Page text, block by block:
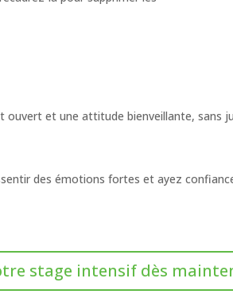
ouvert et une attitude bienveillante, sans
des émotions fortes et ayez
stage intensif dès